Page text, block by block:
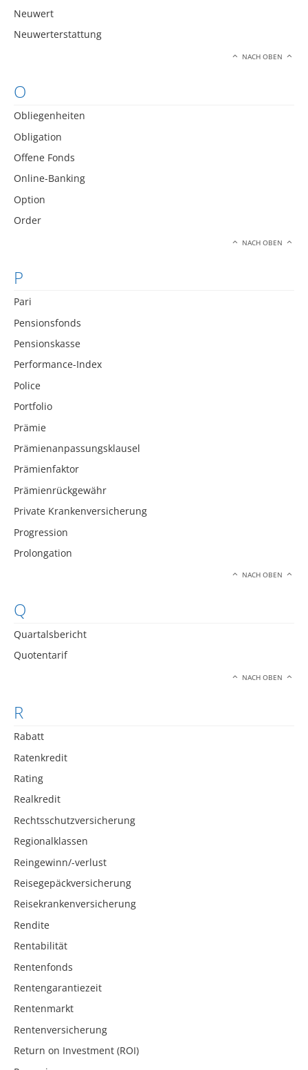
Neuwert
Neuwerterstattung
NACH OBEN
O
Obliegenheiten
Obligation
Offene Fonds
Online-Banking
Option
Order
NACH OBEN
P
Pari
Pensionsfonds
Pensionskasse
Performance-Index
Police
Portfolio
Prämie
Prämienanpassungsklausel
Prämienfaktor
Prämienrückgewähr
Private Krankenversicherung
Progression
Prolongation
NACH OBEN
Q
Quartalsbericht
Quotentarif
NACH OBEN
R
Rabatt
Ratenkredit
Rating
Realkredit
Rechtsschutzversicherung
Regionalklassen
Reingewinn/-verlust
Reisegepäckversicherung
Reisekrankenversicherung
Rendite
Rentabilität
Rentenfonds
Rentengarantiezeit
Rentenmarkt
Rentenversicherung
Return on Investment (ROI)